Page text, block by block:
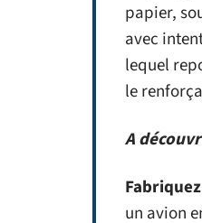
papier,
avec
lequel
le
A
un avion